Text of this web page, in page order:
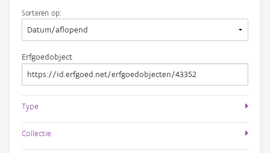
Sorteren op:
Erfgoedobject
Type
Collectie